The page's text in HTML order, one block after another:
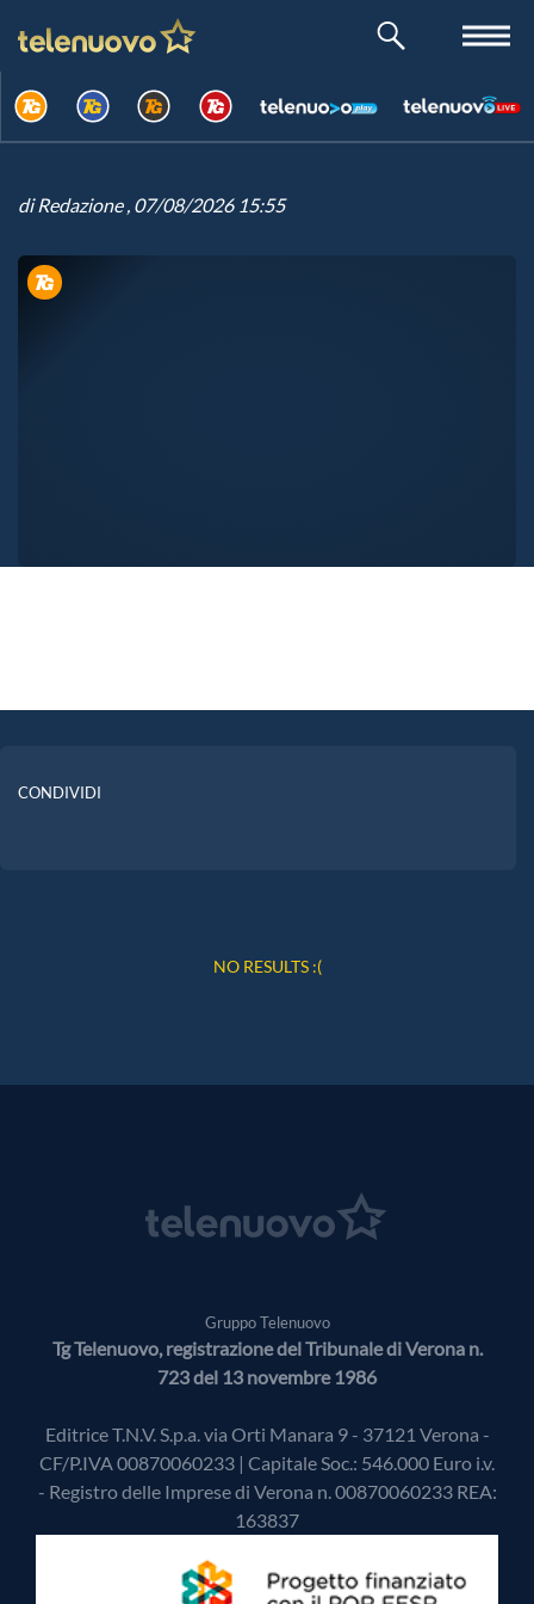
diRedazione, 07/08/2026 15:55
CONDIVIDI
NO RESULTS :(
Gruppo Telenuovo
Tg Telenuovo, registrazione del Tribunale di Verona n.
723 del 13 novembre 1986
Editrice T.N.V. S.p.a. via Orti Manara 9 - 37121 Verona -
CF/P.IVA 00870060233 | Capitale Soc.: 546.000 Euro i.v.
- Registro delle Imprese di Verona n. 00870060233 REA:
163837